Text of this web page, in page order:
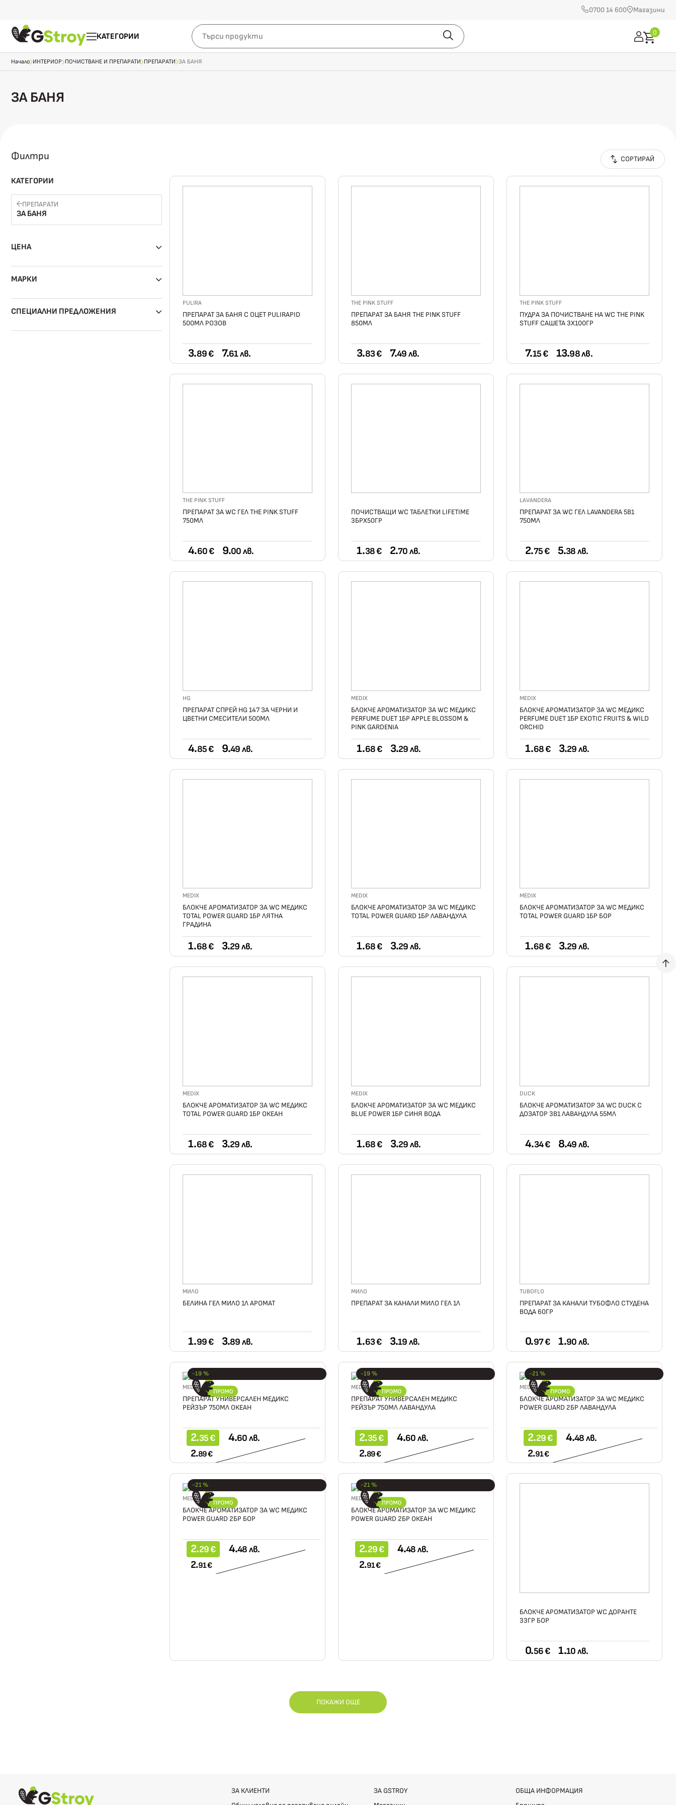
0700 14 600 Магазини
КАТЕГОРИИ 0
Начало ИНТЕРИОР ПОЧИСТВАНЕ И ПРЕПАРАТИ ПРЕПАРАТИ ЗА БАНЯ
ЗА БАНЯ
Филтри СОРТИРАЙ
КАТЕГОРИИ
ПРЕПАРАТИ
ЗА БАНЯ
ЦЕНА
МАРКИ
СПЕЦИАЛНИ ПРЕДЛОЖЕНИЯ
PULIRA
ПРЕПАРАТ ЗА БАНЯ С ОЦЕТ PULIRAPID
500МЛ РОЗОВ
3.89 € 7.61 лв.
THE PINK STUFF
ПРЕПАРАТ ЗА БАНЯ THE PINK STUFF
850МЛ
3.83 € 7.49 лв.
THE PINK STUFF
ПУДРА ЗА ПОЧИСТВАНЕ НА WC THE PINK
STUFF САШЕТА 3Х100ГР
7.15 € 13.98 лв.
THE PINK STUFF
ПРЕПАРАТ ЗА WC ГЕЛ THE PINK STUFF
750МЛ
4.60 € 9.00 лв.
ПОЧИСТВАЩИ WC ТАБЛЕТКИ LIFETIME
3БРX50ГР
1.38 € 2.70 лв.
LAVANDERA
ПРЕПАРАТ ЗА WC ГЕЛ LAVANDERA 5В1
750МЛ
2.75 € 5.38 лв.
HG
ПРЕПАРАТ СПРЕЙ HG 147 ЗА ЧЕРНИ И
ЦВЕТНИ СМЕСИТЕЛИ 500МЛ
4.85 € 9.49 лв.
MEDIX
БЛОКЧЕ АРОМАТИЗАТОР ЗА WC МЕДИКС
PERFUME DUET 1БР APPLE BLOSSOM &
PINK GARDENIA
1.68 € 3.29 лв.
MEDIX
БЛОКЧЕ АРОМАТИЗАТОР ЗА WC МЕДИКС
PERFUME DUET 1БР EXOTIC FRUITS & WILD
ORCHID
1.68 € 3.29 лв.
MEDIX
БЛОКЧЕ АРОМАТИЗАТОР ЗА WC МЕДИКС
TOTAL POWER GUARD 1БР ЛЯТНА
ГРАДИНА
1.68 € 3.29 лв.
MEDIX
БЛОКЧЕ АРОМАТИЗАТОР ЗА WC МЕДИКС
TOTAL POWER GUARD 1БР ЛАВАНДУЛА
1.68 € 3.29 лв.
MEDIX
БЛОКЧЕ АРОМАТИЗАТОР ЗА WC МЕДИКС
TOTAL POWER GUARD 1БР БОР
1.68 € 3.29 лв.
MEDIX
БЛОКЧЕ АРОМАТИЗАТОР ЗА WC МЕДИКС
TOTAL POWER GUARD 1БР ОКЕАН
1.68 € 3.29 лв.
MEDIX
БЛОКЧЕ АРОМАТИЗАТОР ЗА WC МЕДИКС
BLUE POWER 1БР СИНЯ ВОДА
1.68 € 3.29 лв.
DUCK
БЛОКЧЕ АРОМАТИЗАТОР ЗА WC DUCK С
ДОЗАТОР 3В1 ЛАВАНДУЛА 55МЛ
4.34 € 8.49 лв.
МИЛО
БЕЛИНА ГЕЛ МИЛО 1Л АРОМАТ
1.99 € 3.89 лв.
МИЛО
ПРЕПАРАТ ЗА КАНАЛИ МИЛО ГЕЛ 1Л
1.63 € 3.19 лв.
TUBOFLO
ПРЕПАРАТ ЗА КАНАЛИ ТУБОФЛО СТУДЕНА
ВОДА 60ГР
0.97 € 1.90 лв.
-19 %
MEDIX
ПРЕПАРАТ УНИВЕРСАЛЕН МЕДИКС
РЕЙЗЪР 750МЛ ОКЕАН
2.35 € 4.60 лв.
2.89 €
-19 %
MEDIX
ПРЕПАРАТ УНИВЕРСАЛЕН МЕДИКС
РЕЙЗЪР 750МЛ ЛАВАНДУЛА
2.35 € 4.60 лв.
2.89 €
-21 %
MEDIX
БЛОКЧЕ АРОМАТИЗАТОР ЗА WC МЕДИКС
POWER GUARD 2БР ЛАВАНДУЛА
2.29 € 4.48 лв.
2.91 €
-21 %
MEDIX
БЛОКЧЕ АРОМАТИЗАТОР ЗА WC МЕДИКС
POWER GUARD 2БР БОР
2.29 € 4.48 лв.
2.91 €
-21 %
MEDIX
БЛОКЧЕ АРОМАТИЗАТОР ЗА WC МЕДИКС
POWER GUARD 2БР ОКЕАН
2.29 € 4.48 лв.
2.91 €
БЛОКЧЕ АРОМАТИЗАТОР WC ДОРАНТЕ
33ГР БОР
0.56 € 1.10 лв.
ПОКАЖИ ОЩЕ
ЗА КЛИЕНТИ
ЗА GSTROY
ОБЩА ИНФОРМАЦИЯ